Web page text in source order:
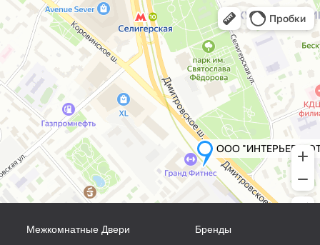
Межкомнатные Двери
Бренды